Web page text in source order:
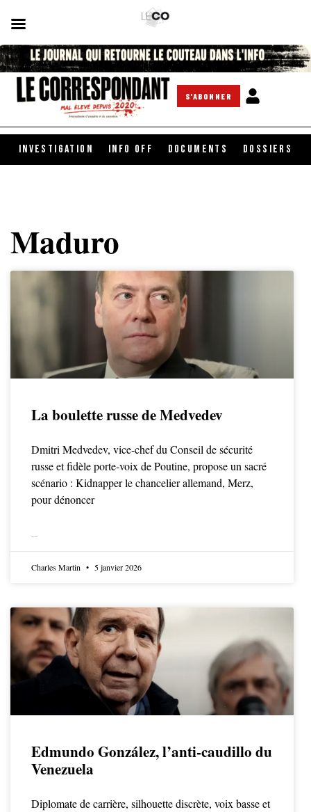
S'ABONNER
INVESTIGATION INFO OFF DOCUMENTS DOSSIERS
Maduro
La boulette russe de Medvedev
Dmitri Medvedev, vice-chef du Conseil de sécurité
russe et fidèle porte-voix de Poutine, propose un sacré
scénario : Kidnapper le chancelier allemand, Merz,
pour dénoncer
Charles Martin 5 janvier 2026
Edmundo González, l’anti-caudillo du
Venezuela
Diplomate de carrière, silhouette discrète, voix basse et